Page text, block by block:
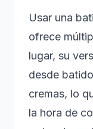
Usar una
ofrece
lugar, su
desde
cremas, lo
la hora de